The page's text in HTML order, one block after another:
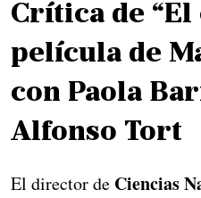
Crítica de “El
película de
con Paola
Alfonso Tort
El director de Ciencias